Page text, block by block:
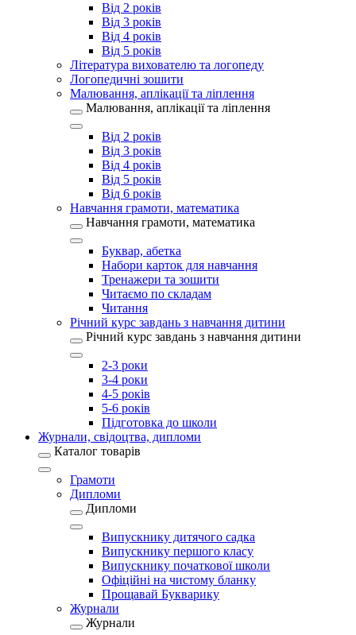
Від 2 років
Від 3 років
Від 4 років
Від 5 років
Література вихователю та логопеду
Логопедичні зошити
Малювання, аплікації та ліплення
Малювання, аплікації та ліплення
Від 2 років
Від 3 років
Від 4 років
Від 5 років
Від 6 років
Навчання грамоти, математика
Навчання грамоти, математика
Буквар, абетка
Набори карток для навчання
Тренажери та зошити
Читаємо по складам
Читання
Річний курс завдань з навчання дитини
Річний курс завдань з навчання дитини
2-3 роки
3-4 роки
4-5 років
5-6 років
Підготовка до школи
Журнали, свідоцтва, дипломи
Каталог товарів
Грамоти
Дипломи
Дипломи
Випускнику дитячого садка
Випускнику першого класу
Випускнику початкової школи
Офіційні на чистому бланку
Прощавай Букварику
Журнали
Журнали